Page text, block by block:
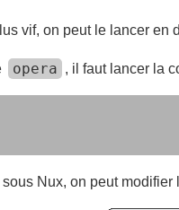
vif, on peut le lancer
opera , il faut lancer la
Nux, on peut